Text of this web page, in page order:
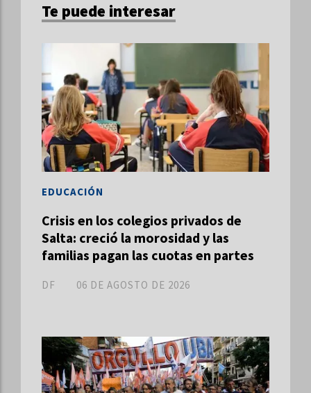
Te puede interesar
Crisis en los colegios privados de
Salta: creció la morosidad y las
familias pagan las cuotas en partes
DF
EDUCACIÓN
06 DE AGOSTO DE 2026